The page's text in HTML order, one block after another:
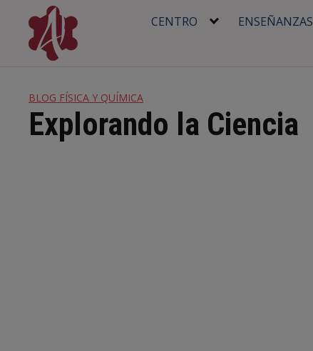
content
CENTRO ENSEÑANZAS
BLOG FÍSICA Y QUÍMICA
Explorando la Ciencia